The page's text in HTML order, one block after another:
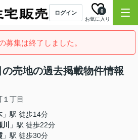
ログイン
お気に入り
0
募集は終了しました。
売地の過去掲載物件情報
丁目
」駅 徒歩14分
」駅 徒歩22分
」駅 徒歩30分